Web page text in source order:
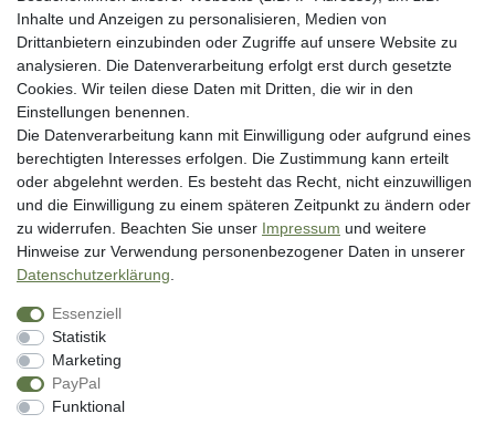
Widerrufsrecht
Datenschutzerklärung
AGB
Impressum
Vertrag widerrufen
Unsere Zahlungsarten
Inhalte und Anzeigen zu personalisieren, Medien von
Drittanbietern einzubinden oder Zugriffe auf unsere Website zu
analysieren. Die Datenverarbeitung erfolgt erst durch gesetzte
Cookies. Wir teilen diese Daten mit Dritten, die wir in den
Einstellungen benennen.
Die Datenverarbeitung kann mit Einwilligung oder aufgrund eines
berechtigten Interesses erfolgen. Die Zustimmung kann erteilt
oder abgelehnt werden. Es besteht das Recht, nicht einzuwilligen
und die Einwilligung zu einem späteren Zeitpunkt zu ändern oder
zu widerrufen. Beachten Sie unser Impressum und weitere
Hinweise zur Verwendung personenbezogener Daten in unserer
Daten­schutz­erklärung
Essenziell
Statistik
Marketing
PayPal
Funktional